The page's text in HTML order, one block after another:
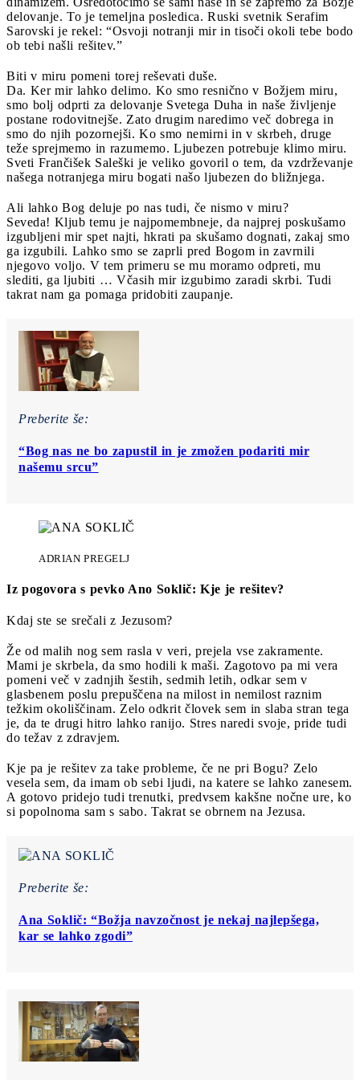
delovanje. To je temeljna posledica. Ruski svetnik Serafim
Sarovski je rekel: “Osvoji notranji mir in tisoči okoli tebe bodo
ob tebi našli rešitev.”
Biti v miru pomeni torej reševati duše.
Da. Ker mir lahko delimo. Ko smo resnično v Božjem miru,
smo bolj odprti za delovanje Svetega Duha in naše življenje
postane rodovitnejše. Zato drugim naredimo več dobrega in
smo do njih pozornejši. Ko smo nemirni in v skrbeh, druge
teže sprejmemo in razumemo. Ljubezen potrebuje klimo miru.
Sveti Frančišek Saleški je veliko govoril o tem, da vzdrževanje
našega notranjega miru bogati našo ljubezen do bližnjega.
Ali lahko Bog deluje po nas tudi, če nismo v miru?
Seveda! Kljub temu je najpomembneje, da najprej poskušamo
izgubljeni mir spet najti, hkrati pa skušamo dognati, zakaj smo
ga izgubili. Lahko smo se zaprli pred Bogom in zavrnili
njegovo voljo. V tem primeru se mu moramo odpreti, mu
slediti, ga ljubiti … Včasih mir izgubimo zaradi skrbi. Tudi
takrat nam ga pomaga pridobiti zaupanje.
Preberite še:
“Bog nas ne bo zapustil in je zmožen podariti mir
našemu srcu”
ADRIAN PREGELJ
Iz pogovora s pevko Ano Soklič: Kje je rešitev?
Kdaj ste se srečali z Jezusom?
Že od malih nog sem rasla v veri, prejela vse zakramente.
Mami je skrbela, da smo hodili k maši. Zagotovo pa mi vera
pomeni več v zadnjih šestih, sedmih letih, odkar sem v
glasbenem poslu prepuščena na milost in nemilost raznim
težkim okoliščinam. Zelo odkrit človek sem in slaba stran tega
je, da te drugi hitro lahko ranijo. Stres naredi svoje, pride tudi
do težav z zdravjem.
Kje pa je rešitev za take probleme, če ne pri Bogu? Zelo
vesela sem, da imam ob sebi ljudi, na katere se lahko zanesem.
A gotovo pridejo tudi trenutki, predvsem kakšne nočne ure, ko
si popolnoma sam s sabo. Takrat se obrnem na Jezusa.
Preberite še:
Ana Soklič: “Božja navzočnost je nekaj najlepšega,
kar se lahko zgodi”